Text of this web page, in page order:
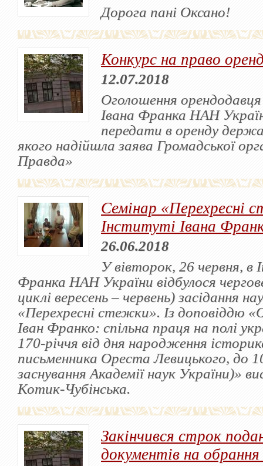
Дорога пані Оксано!
Конкурс на право
12.07.2018
Оголошення
Івана Франка НАН
передати в оренду
якого надійшла заява Громадської
Правда»
Семінар «Перехресні
Інституті Івана
26.06.2018
У вівторок, 26 червня, в
Франка НАН України відбулося
циклі вересень – червень) засідання
«Перехресні стежки». Із доповіддю
Іван Франко: спільна праця на полі
170-річчя від дня народження
письменника Ореста Левицького, до
заснування Академії наук України)»
Котик-Чубінська.
Закінчився строк
документів на